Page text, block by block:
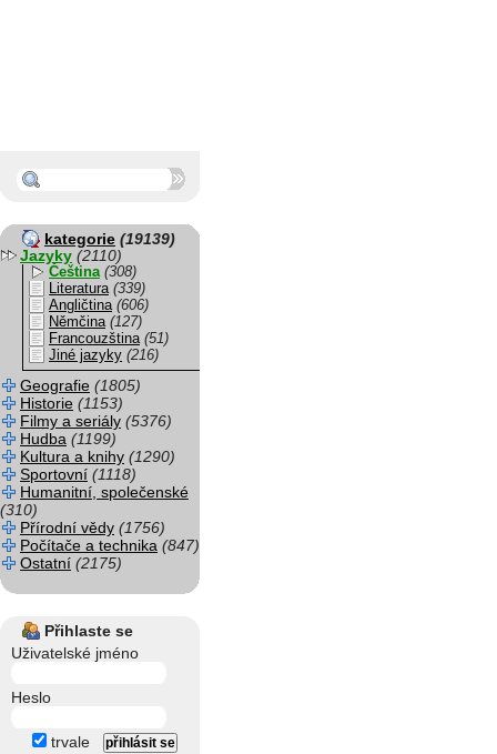
kategorie (19139)
Jazyky (2110)
Čeština (308)
Literatura (339)
Angličtina (606)
Němčina (127)
Francouzština (51)
Jiné jazyky (216)
Geografie (1805)
Historie (1153)
Filmy a seriály (5376)
Hudba (1199)
Kultura a knihy (1290)
Sportovní (1118)
Humanitní, společenské
(310)
Přírodní vědy (1756)
Počítače a technika (847)
Ostatní (2175)
Přihlaste se
Uživatelské jméno
Heslo
trvale